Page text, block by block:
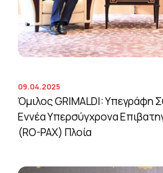
09.04.2025
Όμιλος GRIMALDI: Υπεγράφη
Εννέα Υπερσύγχρονα
(RO-PAX) Πλοία